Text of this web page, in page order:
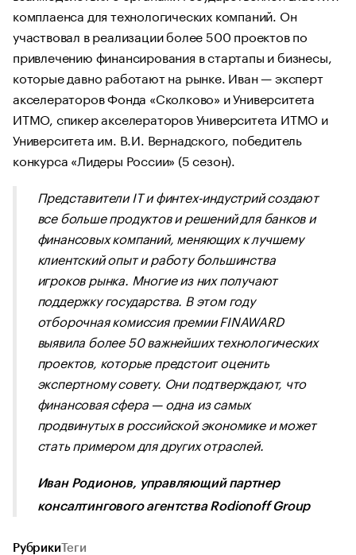
комплаенса для технологических компаний. Он
участвовал в реализации более 500 проектов по
привлечению финансирования в стартапы и бизнесы,
которые давно работают на рынке. Иван — эксперт
акселераторов Фонда «Сколково» и Университета
ИТМО, спикер акселераторов Университета ИТМО и
Университета им. В.И. Вернадского, победитель
конкурса «Лидеры России» (5 сезон).
Представители IT и финтех-индустрий создают
все больше продуктов и решений для банков и
финансовых компаний, меняющих к лучшему
клиентский опыт и работу большинства
игроков рынка. Многие из них получают
поддержку государства. В этом году
отборочная комиссия премии FINAWARD
выявила более 50 важнейших технологических
проектов, которые предстоит оценить
экспертному совету. Они подтверждают, что
финансовая сфера — одна из самых
продвинутых в российской экономике и может
стать примером для других отраслей.
Иван Родионов, управляющий партнер
консалтингового агентства Rodionoff Group
Рубрики Теги